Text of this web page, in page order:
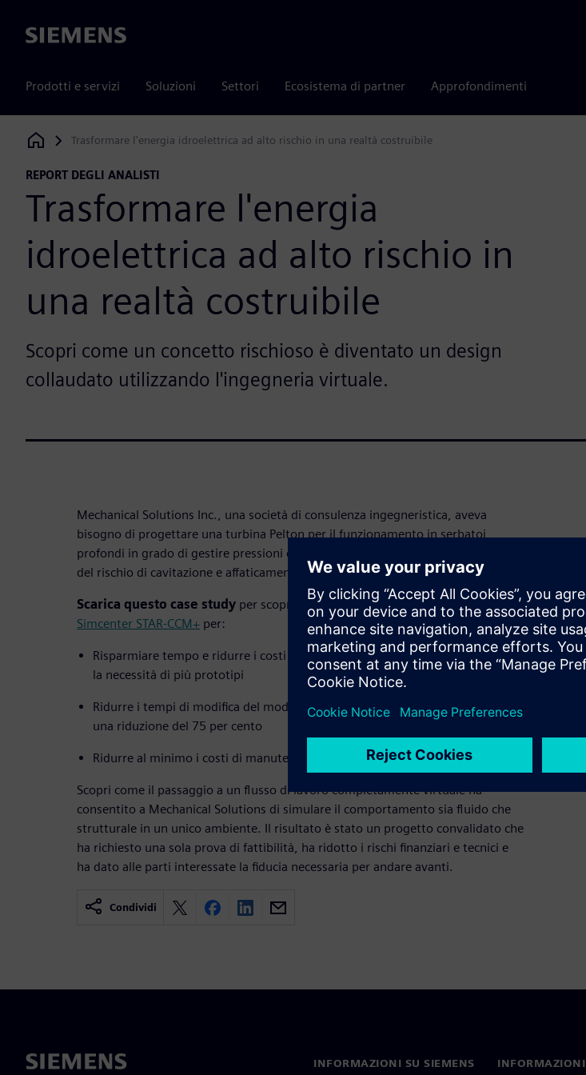
Siemens
Prodotti e servizi Soluzioni Settori Ecosistema di partner Approfondimenti
Siemens Digital Industries Software
Trasformare l'energia idroelettrica ad alto rischio in una realtà costruibile
REPORT DEGLI ANALISTI
Trasformare l'energia
idroelettrica ad alto rischio in
una realtà costruibile
Scopri come un concetto rischioso è diventato un design
collaudato utilizzando l'ingegneria virtuale.
Mechanical Solutions Inc., una società di consulenza ingegneristica, aveva
bisogno di progettare una turbina Pelton per il funzionamento in serbatoi
profondi in grado di gestire pressioni estreme, alte temperature e un aumento
del rischio di cavitazione e affaticamento.
Scarica questo case study per scoprire come hanno utilizzato il software CFD
Simcenter STAR-CCM+ per:
Risparmiare tempo e ridurre i costi simulando la progettazione ed eliminando
la necessità di più prototipi
Ridurre i tempi di modifica del modello da due giorni a mezza giornata, con
una riduzione del 75 per cento
Ridurre al minimo i costi di manutenzione continua
Scopri come il passaggio a un flusso di lavoro completamente virtuale ha
consentito a Mechanical Solutions di simulare il comportamento sia fluido che
strutturale in un unico ambiente. Il risultato è stato un progetto convalidato che
ha richiesto una sola prova di fattibilità, ha ridotto i rischi finanziari e tecnici e
ha dato alle parti interessate la fiducia necessaria per andare avanti.
Condividi
INFORMAZIONI SU SIEMENS INFORMAZIONI